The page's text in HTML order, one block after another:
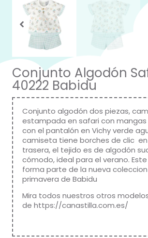
Conjunto Algodón
40222 Babidu
Conjunto algodón dos piezas,
estampada en safari con mangas
con el pantalón en Vichy verde
camiseta tiene borches de clic
trasera, el tejido es de algodón
cómodo, ideal para el verano.
forma parte de la nueva
primavera de Babidu
Mira todos nuestros otros
de https://canastilla.com.es/